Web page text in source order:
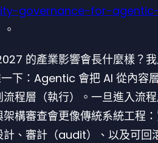
governance-for-
的產業影響會長什麼樣？
一下：Agentic 會把 AI 從內容
流程層（執行）。一旦進入流
架構審查會更像傳統系統工程
計、審計（audit）、以及可回